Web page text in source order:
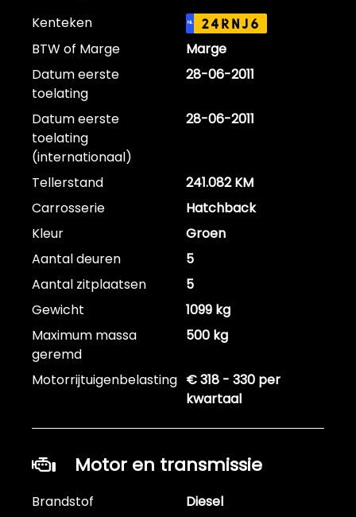
Kenteken NL 24RNJ6
BTW of Marge
Marge
Datum eerste
toelating
28-06-2011
Datum eerste
toelating
(internationaal)
28-06-2011
Tellerstand
241.082 KM
Carrosserie
Hatchback
Kleur
Groen
Aantal deuren
5
Aantal zitplaatsen
5
Gewicht
1099 kg
Maximum massa
geremd
500 kg
Motorrijtuigenbelasting € 318 - 330 per
kwartaal
Motor en transmissie
Brandstof
Diesel